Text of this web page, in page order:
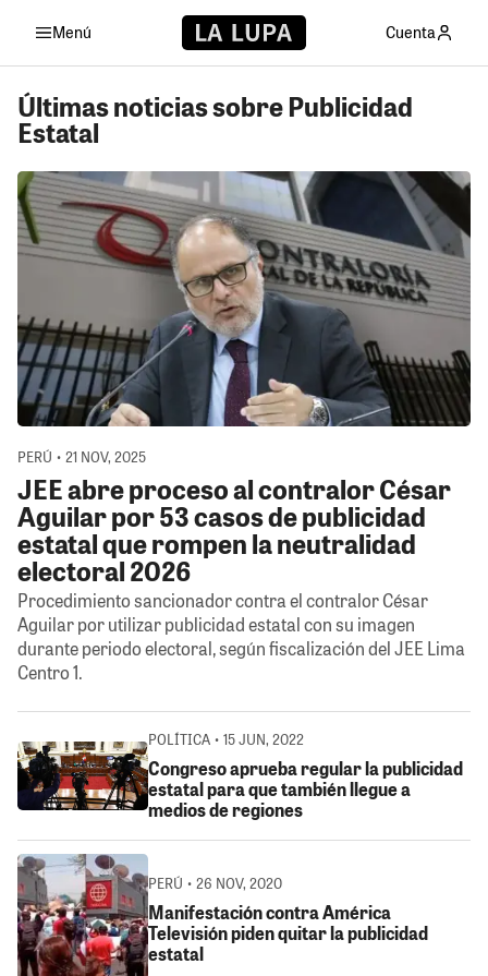
Menú Cuenta
Últimas noticias sobre Publicidad
Estatal
PERÚ • 21 NOV, 2025
JEE abre proceso al contralor César
Aguilar por 53 casos de publicidad
estatal que rompen la neutralidad
electoral 2026
Procedimiento sancionador contra el contralor César
Aguilar por utilizar publicidad estatal con su imagen
durante periodo electoral, según fiscalización del JEE Lima
Centro 1.
POLÍTICA • 15 JUN, 2022
Congreso aprueba regular la publicidad
estatal para que también llegue a
medios de regiones
PERÚ • 26 NOV, 2020
Manifestación contra América
Televisión piden quitar la publicidad
estatal